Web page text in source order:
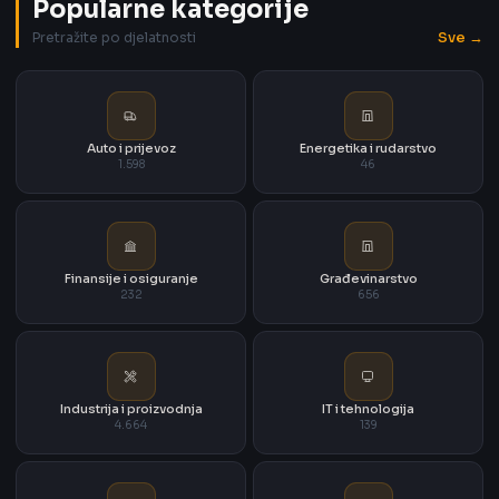
Popularne kategorije
Pretražite po djelatnosti Sve →
Auto i prijevoz
1.598
Energetika i rudarstvo
46
Finansije i osiguranje
232
Građevinarstvo
656
Industrija i proizvodnja
4.664
IT i tehnologija
139